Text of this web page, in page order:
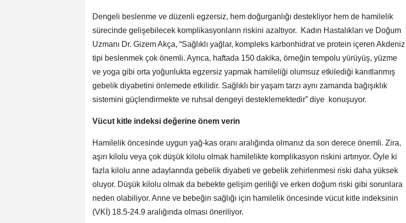
Dengeli beslenme ve düzenli egzersiz, hem doğurganlığı destekliyor hem de hamilelik
sürecinde gelişebilecek komplikasyonların riskini azaltıyor. Kadın Hastalıkları ve Doğum
Uzmanı Dr. Gizem Akça, “Sağlıklı yağlar, kompleks karbonhidrat ve protein içeren Akdeniz
tipi beslenmek çok önemli. Ayrıca, haftada 150 dakika, örneğin tempolu yürüyüş, yüzme
ve yoga gibi orta yoğunlukta egzersiz yapmak hamileliği olumsuz etkilediği kanıtlanmış
gebelik diyabetini önlemede etkilidir. Sağlıklı bir yaşam tarzı aynı zamanda bağışıklık
sistemini güçlendirmekte ve ruhsal dengeyi desteklemektedir” diye konuşuyor.
Vücut kitle indeksi değerine önem verin
Hamilelik öncesinde uygun yağ-kas oranı aralığında olmanız da son derece önemli. Zira,
aşırı kilolu veya çok düşük kilolu olmak hamilelikte komplikasyon riskini artırıyor. Öyle ki
fazla kilolu anne adaylarında gebelik diyabeti ve gebelik zehirlenmesi riski daha yüksek
oluyor. Düşük kilolu olmak da bebekte gelişim geriliği ve erken doğum riski gibi sorunlara
neden olabiliyor. Anne ve bebeğin sağlığı için hamilelik öncesinde vücut kitle indeksinin
(VKİ) 18.5-24.9 aralığında olması öneriliyor.